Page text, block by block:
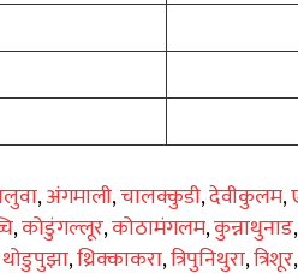
,अंगमाली,चालक्कुडी,देवीकुलम,
,कोडुंगल्लूर,कोठामंगलम,कुन्नाथुनाड,
थोडुपुझा,थ्रिक्काकरा,त्रिपुनिथुरा,त्रिशूर,